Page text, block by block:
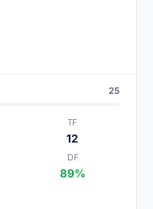
25
TF
12
DF
89%